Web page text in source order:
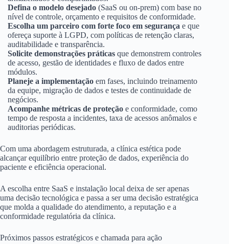
Defina o modelo desejado (SaaS ou on-prem) com base no
nível de controle, orçamento e requisitos de conformidade.
Escolha um parceiro com forte foco em segurança e que
ofereça suporte à LGPD, com políticas de retenção claras,
auditabilidade e transparência.
Solicite demonstrações práticas que demonstrem controles
de acesso, gestão de identidades e fluxo de dados entre
módulos.
Planeje a implementação em fases, incluindo treinamento
da equipe, migração de dados e testes de continuidade de
negócios.
Acompanhe métricas de proteção e conformidade, como
tempo de resposta a incidentes, taxa de acessos anômalos e
auditorias periódicas.
Com uma abordagem estruturada, a clínica estética pode
alcançar equilíbrio entre proteção de dados, experiência do
paciente e eficiência operacional.
A escolha entre SaaS e instalação local deixa de ser apenas
uma decisão tecnológica e passa a ser uma decisão estratégica
que molda a qualidade do atendimento, a reputação e a
conformidade regulatória da clínica.
Próximos passos estratégicos e chamada para ação